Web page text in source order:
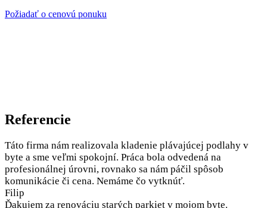
Požiadať o cenovú ponuku
Referencie
Táto firma nám realizovala kladenie plávajúcej podlahy v
byte a sme veľmi spokojní. Práca bola odvedená na
profesionálnej úrovni, rovnako sa nám páčil spôsob
komunikácie či cena. Nemáme čo vytknúť.
Filip
Ďakujem za renováciu starých parkiet v mojom byte.